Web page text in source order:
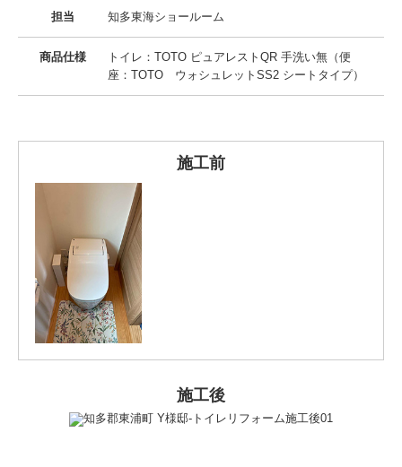
担当 知多東海ショールーム
商品仕様
トイレ：TOTO ピュアレストQR 手洗い無（便
座：TOTO ウォシュレットSS2 シートタイプ）
施工前
施工後